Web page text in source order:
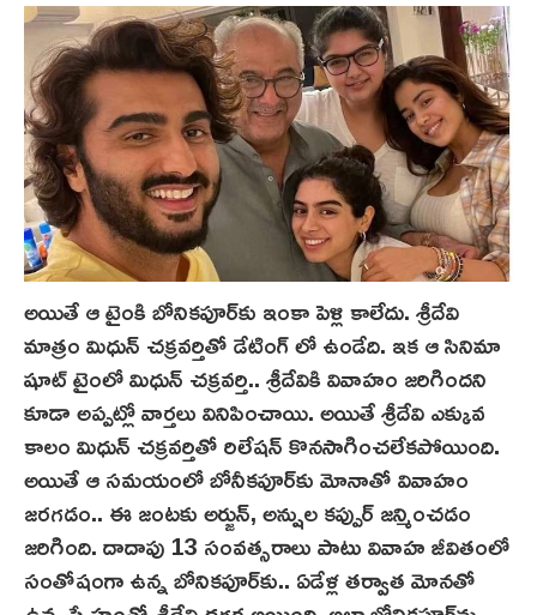
అయితే ఆ టైంకి బోనికపూర్‌కు ఇంకా పెళ్లి కాలేదు. శ్రీదేవి
మాత్రం మిధున్‌ చక్రవర్తితో డేటింగ్ లో ఉండేది. ఇక ఆ సినిమా
షూట్ టైంలో మిధున్‌ చక్రవర్తి.. శ్రీదేవికి వివాహం జరిగిందని
కూడా అప్పట్లో వార్తలు వినిపించాయి. అయితే శ్రీదేవి ఎక్కువ
కాలం మిధున్‌ చక్రవర్తితో రిలేషన్ కొనసాగించలేకపోయింది.
అయితే ఆ సమయంలో బోనీకపూర్‌కు మోనాతో వివాహం
జరగడం.. ఈ జంటకు అర్జున్‌, అన్షుల కప్పుర్ జన్మించడం
జరిగింది. దాదాపు 13 సంవత్సరాలు పాటు వివాహ జీవితంలో
సంతోషంగా ఉన్న బోనికపూర్‌కు.. ఏడేళ్ల తర్వాత మోన‌తో